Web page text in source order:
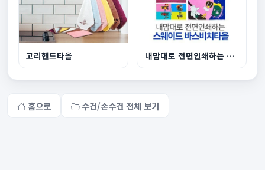
고리핸드타올 내맘대로 전면인쇄하는 스웨이드 바스비치타올
홈으로 수건/손수건 전체 보기